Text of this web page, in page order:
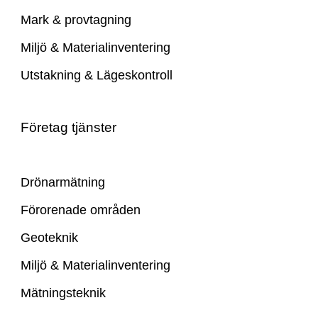
Mark & provtagning
Miljö & Materialinventering
Utstakning & Lägeskontroll
Företag tjänster
Drönarmätning
Förorenade områden
Geoteknik
Miljö & Materialinventering
Mätningsteknik